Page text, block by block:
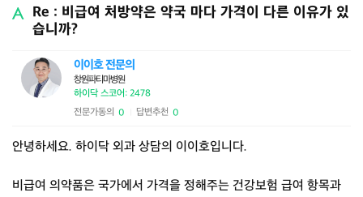
Re : 비급여 처방약은 약국 마다 가격이 다른 이유가 있
습니까?
이이호 전문의
창원파티마병원
하이닥 스코어: 2478
전문가동의 0 답변추천 0
안녕하세요. 하이닥 외과 상담의 이이호입니다.
비급여 의약품은 국가에서 가격을 정해주는 건강보험 급여 항목과